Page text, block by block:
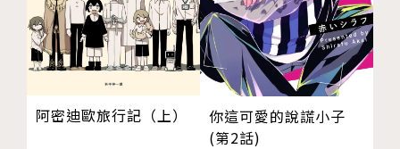
阿密迪歐旅行記（上）
你這可愛的說謊小子
(第2話)